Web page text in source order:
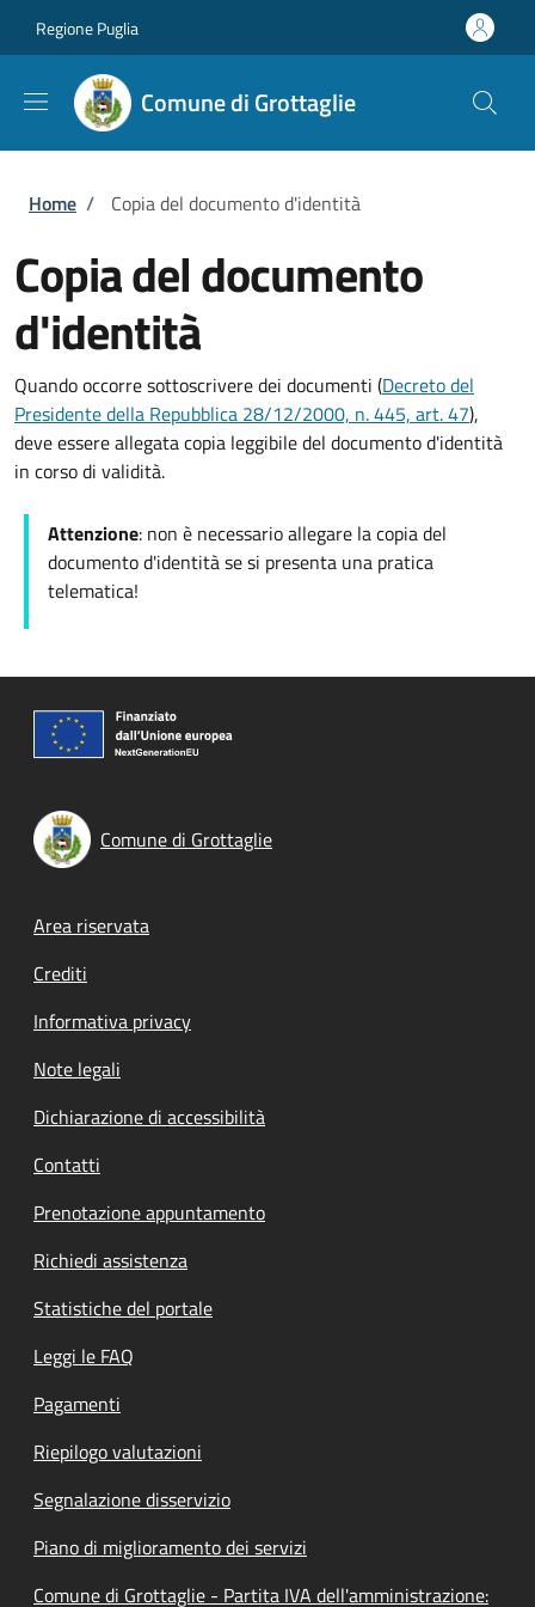
Regione Puglia
Comune di Grottaglie
Briciole di pane
Home / Copia del documento d'identità
Copia del documento
d'identità
Quando occorre sottoscrivere dei documenti (Decreto del
Presidente della Repubblica 28/12/2000, n. 445, art. 47),
deve essere allegata copia leggibile del documento d'identità
in corso di validità.
Attenzione: non è necessario allegare la copia del
documento d'identità se si presenta una pratica
telematica!
Comune di Grottaglie
Footer menu
Area riservata
Crediti
Informativa privacy
Note legali
Dichiarazione di accessibilità
Contatti
Prenotazione appuntamento
Richiedi assistenza
Statistiche del portale
Leggi le FAQ
Pagamenti
Riepilogo valutazioni
Segnalazione disservizio
Piano di miglioramento dei servizi
Comune di Grottaglie - Partita IVA dell'amministrazione: